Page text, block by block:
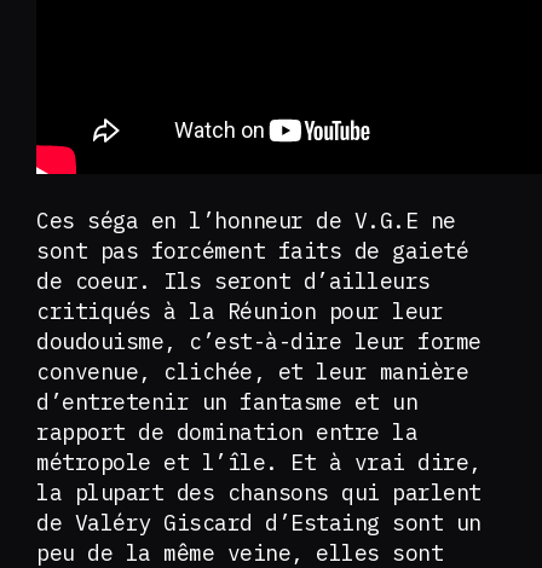
Ces séga en l’honneur de V.G.E ne
sont pas forcément faits de gaieté
de coeur. Ils seront d’ailleurs
critiqués à la Réunion pour leur
doudouisme, c’est-à-dire leur forme
convenue, clichée, et leur manière
d’entretenir un fantasme et un
rapport de domination entre la
métropole et l’île. Et à vrai dire,
la plupart des chansons qui parlent
de Valéry Giscard d’Estaing sont un
peu de la même veine, elles sont